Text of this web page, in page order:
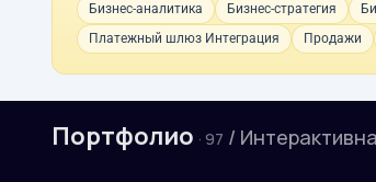
Бизнес-аналитика
Бизнес-стратегия
Платежный шлюз Интеграция
Продажи
Портфолио · 97 /